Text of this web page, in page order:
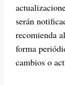
serán
recomienda
forma
cambios o